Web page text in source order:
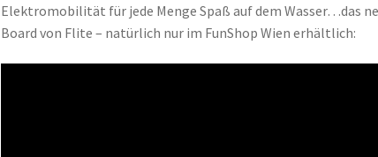
Elektromobilität für jede Menge Spaß auf dem Wasser…das
Board von Flite – natürlich nur im FunShop Wien erhältlich: